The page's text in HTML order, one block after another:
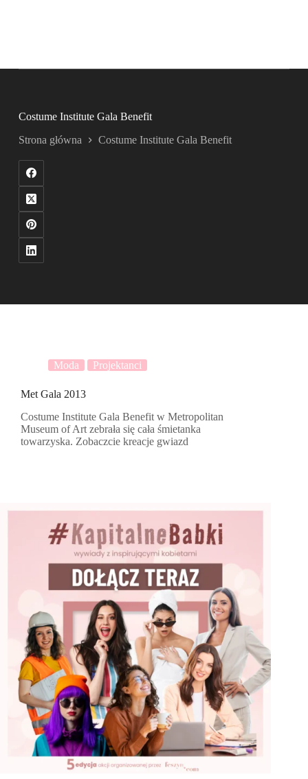
Costume Institute Gala Benefit
Strona główna Costume Institute Gala Benefit
Moda Projektanci
Met Gala 2013
Costume Institute Gala Benefit w Metropolitan
Museum of Art zebrała się cała śmietanka
towarzyska. Zobaczcie kreacje gwiazd